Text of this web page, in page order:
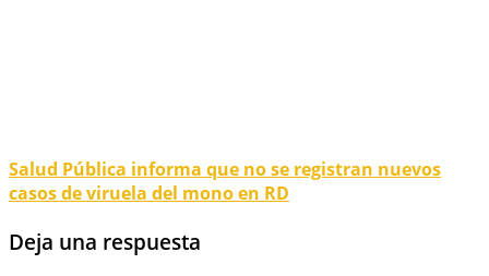
Salud Pública informa que no se registran nuevos
casos de viruela del mono en RD
Deja una respuesta